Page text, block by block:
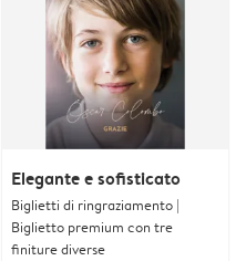
Elegante e sofisticato
Biglietti di ringraziamento |
Biglietto premium con tre
finiture diverse